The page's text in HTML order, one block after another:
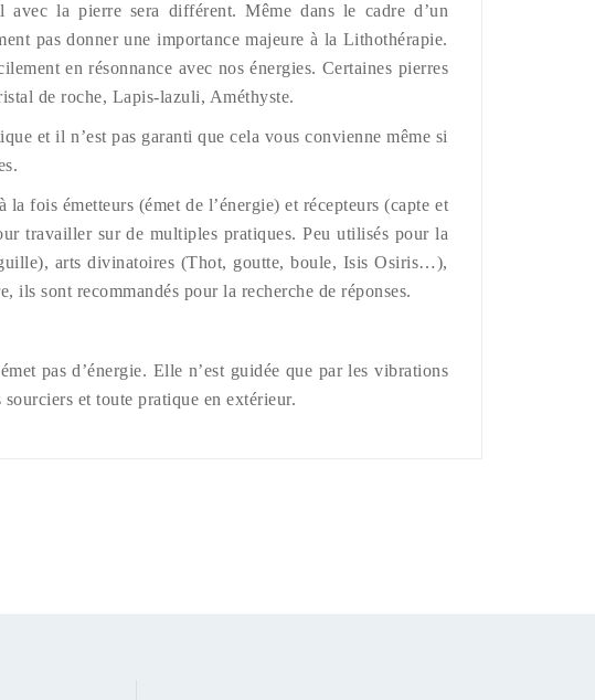
la pierre sera différent. Même dans le cadre d’un
pas donner une importance majeure à la Lithothérapie.
en résonnance avec nos énergies. Certaines pierres
de roche, Lapis-lazuli, Améthyste.
et il n’est pas garanti que cela vous convienne même si
fois émetteurs (émet de l’énergie) et récepteurs (capte et
travailler sur de multiples pratiques. Peu utilisés pour la
arts divinatoires (Thot, goutte, boule, Isis Osiris…),
sont recommandés pour la recherche de réponses.
pas d’énergie. Elle n’est guidée que par les vibrations
et toute pratique en extérieur.